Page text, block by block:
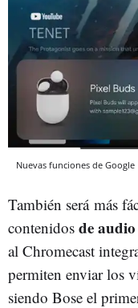
Nuevas funciones de Google
También será más
contenidos de audio
al Chromecast
permiten enviar los
siendo Bose el